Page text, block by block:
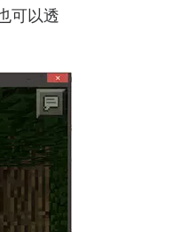
可以透